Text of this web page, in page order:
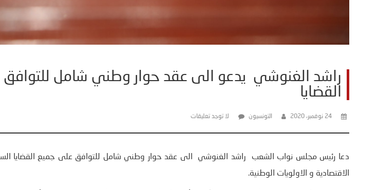
راشد الغنوشي يدعو الى عقد حوار وطني شامل
القضايا
24 نوفمبر، 2020 التونسيون لا توجد تعليقات
دعا رئيس مجلس نواب الشعب راشد الغنوشي الى عقد حوار وطني شامل للتوافق على جميع القضايا
الاقتصادية و الاولويات الوطنية.